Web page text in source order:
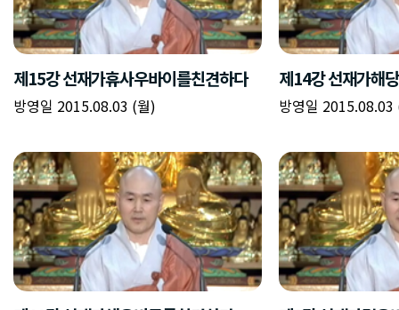
제15강 선재가휴사우바이를친견하다
방영일 2015.08.03 (월)
제14강 선재가해
방영일 2015.08.03